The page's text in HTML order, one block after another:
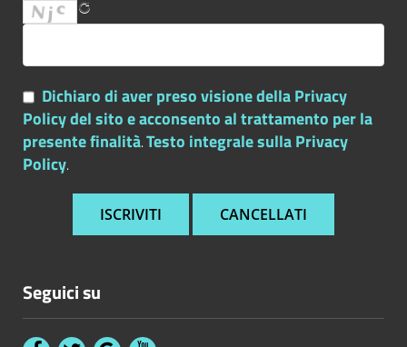
Dichiaro di aver preso visione della Privacy
Policy del sito e acconsento al trattamento per la
presente finalità.Testo integrale sulla Privacy
Policy.
Seguici su